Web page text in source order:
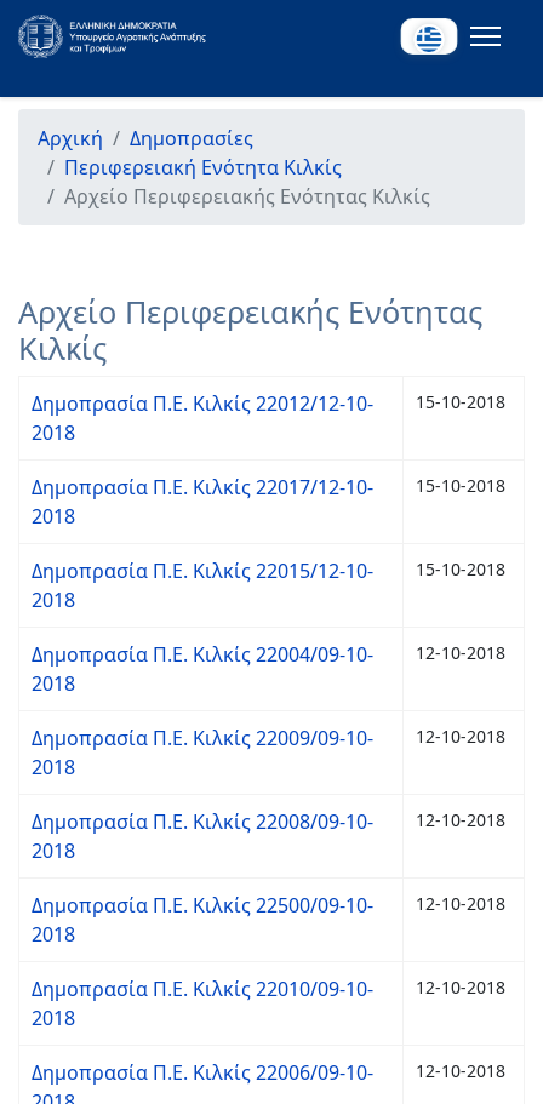
Αρχική
Δημοπρασίες
Περιφερειακή Ενότητα Κιλκίς
Αρχείο Περιφερειακής Ενότητας Κιλκίς
Αρχείο Περιφερειακής Ενότητας
Κιλκίς
Δημοπρασία Π.Ε. Κιλκίς 22012/12-10-
2018
15-10-2018
Δημοπρασία Π.Ε. Κιλκίς 22017/12-10-
2018
15-10-2018
Δημοπρασία Π.Ε. Κιλκίς 22015/12-10-
2018
15-10-2018
Δημοπρασία Π.Ε. Κιλκίς 22004/09-10-
2018
12-10-2018
Δημοπρασία Π.Ε. Κιλκίς 22009/09-10-
2018
12-10-2018
Δημοπρασία Π.Ε. Κιλκίς 22008/09-10-
2018
12-10-2018
Δημοπρασία Π.Ε. Κιλκίς 22500/09-10-
2018
12-10-2018
Δημοπρασία Π.Ε. Κιλκίς 22010/09-10-
2018
12-10-2018
Δημοπρασία Π.Ε. Κιλκίς 22006/09-10-
12-10-2018